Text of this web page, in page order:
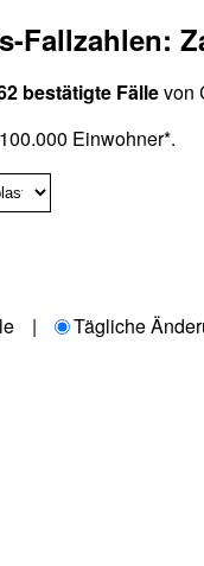
Fallzahlen:
bestätigte Fällevon
Einwohner*.
| Tägliche